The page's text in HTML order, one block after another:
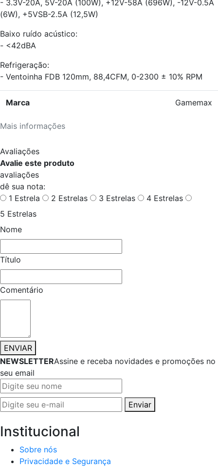
- 3.3V-20A, 5V-20A (100W), +12V-58A (696W), -12V-0.5A
(6W), +5VSB-2.5A (12,5W)
Baixo ruído acústico:
- <42dBA
Refrigeração:
- Ventoinha FDB 120mm, 88,4CFM, 0-2300 ± 10% RPM
Mais informações
Marca Gamemax
Avaliações
Avalie este produto
avaliações
dê sua nota:
1 Estrela
2 Estrelas 3 Estrelas
4 Estrelas
5 Estrelas
Nome
Título
Comentário
ENVIAR
NEWSLETTERAssine e receba novidades e promoções no
seu email
Enviar
Institucional
Sobre nós
Privacidade e Segurança